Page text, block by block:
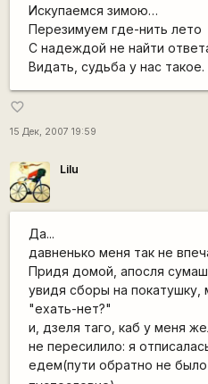
Искупаемся зимою…
Перезимуем где-нить лето
С надеждой не найти
Видать, судьба у нас такое.
favorite_border
15 Дек, 2007 19:59
Lilu
Да...
давненько меня так не
Придя домой, апосля
увидя сборы на покатушку,
"ехать-нет?"
и, дзеля таго, каб у меня
не пересилило: я
едем(пути обратно не было